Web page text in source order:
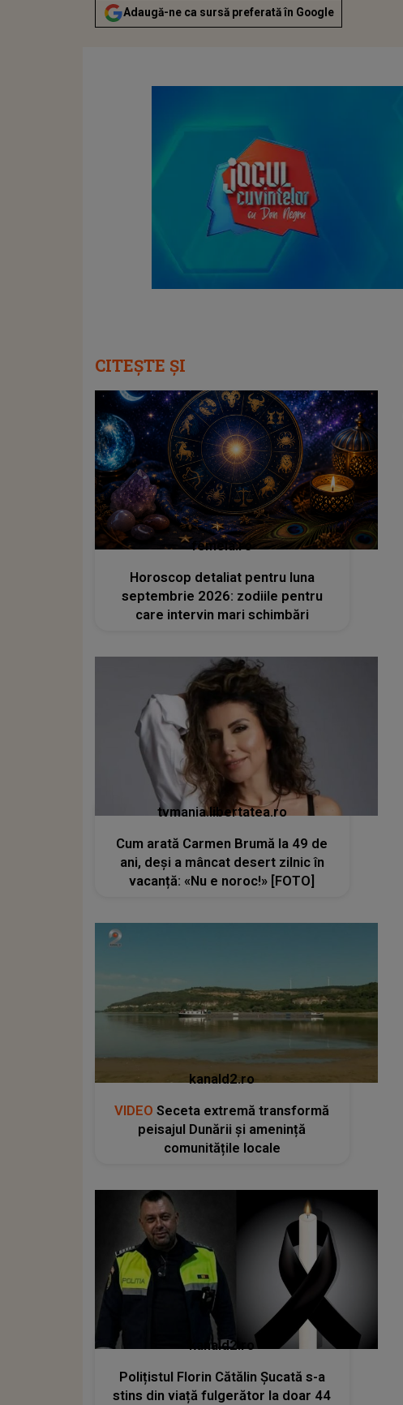
Adaugă-ne ca sursă preferată în Google
CITEȘTE ȘI
femeia.ro
Horoscop detaliat pentru luna
septembrie 2026: zodiile pentru
care intervin mari schimbări
tvmania.libertatea.ro
Cum arată Carmen Brumă la 49 de
ani, deși a mâncat desert zilnic în
vacanță: «Nu e noroc!» [FOTO]
kanald2.ro
VIDEO Seceta extremă transformă
peisajul Dunării și amenință
comunitățile locale
kanald2.ro
Polițistul Florin Cătălin Șucată s-a
stins din viață fulgerător la doar 44